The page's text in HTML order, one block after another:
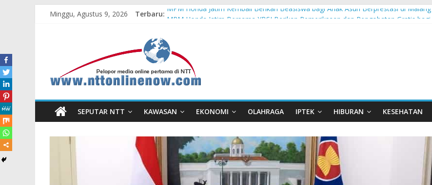
Minggu, Agustus 9, 2026 Terbaru: MPM Honda Jatim Kembali Berikan Beasiswa bagi Anak Asuh Berprestasi di Malang
Bupati Belu Buka Garuda Sakti Cross Border Fest 2026
Konsisten Berprestasi, MPM Honda Jatim Borong 8 Gelar di Safety Riding Honda
SEPUTAR NTT KAWASAN EKONOMI OLAHRAGA IPTEK HIBURAN KESEHATAN